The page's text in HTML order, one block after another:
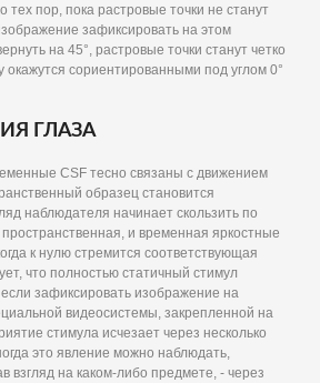
тех пор, пока растровые точки не станут
зафиксировать на этом
на 45°, растровые точки станут четко
окажутся сориентированными под углом 0°
ГЛАЗА
CSF тесно связаны с движением
образец становится
наблюдателя начинает скользить по
и временная яркостные
к нулю стремится соответствующая
что полностью статичный стимул
зафиксировать изображение на
видеосистемы, закрепленной на
стимула исчезает через несколько
это явление можно наблюдать,
взгляд на каком-либо предмете, - через